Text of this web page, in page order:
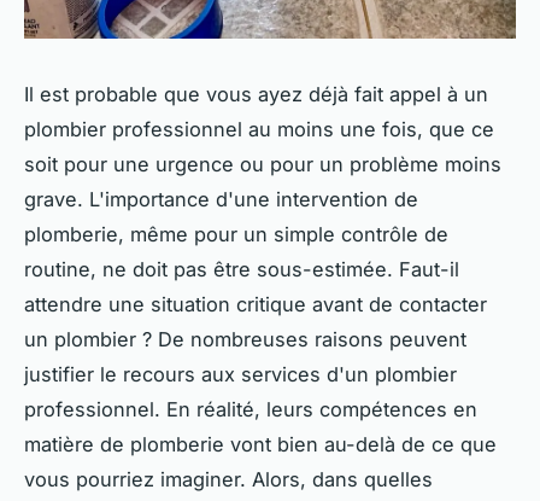
Il est probable que vous ayez déjà fait appel à un
plombier professionnel au moins une fois, que ce
soit pour une urgence ou pour un problème moins
grave. L'importance d'une intervention de
plomberie, même pour un simple contrôle de
routine, ne doit pas être sous-estimée. Faut-il
attendre une situation critique avant de contacter
un plombier ? De nombreuses raisons peuvent
justifier le recours aux services d'un plombier
professionnel. En réalité, leurs compétences en
matière de plomberie vont bien au-delà de ce que
vous pourriez imaginer. Alors, dans quelles